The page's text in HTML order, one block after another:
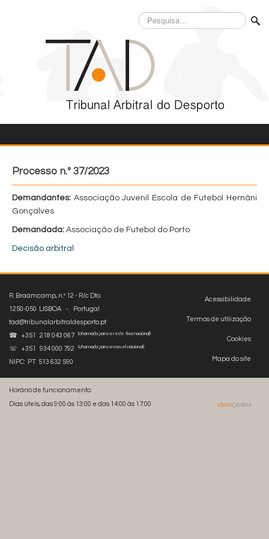
Pesquisa...
Processo n.º 37/2023
Demandantes: Associação Juvenil Escola de Futebol Hernâni
Gonçalves
Demandada: Associação de Futebol do Porto
Decisão arbitral
Acessibilidade
Termos de utilização
Cookies
Mapa do site
R. Braamcamp, n.º 12 - R/c Dto.
1250-050 LISBOA - Portugal
tad@tribunalarbitraldesporto.pt
☎ +351 218 043 067
(chamada para a rede fixa nacional)
☏ +351 934 000 792 (chamada para a móvel nacional)
NIPC: PT 513 632 590
Horário de funcionamento:
Dias úteis, das 9:00 às 13:00 e das 14:00 às 17:00